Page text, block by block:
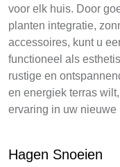
voor elk huis. Door
planten integratie,
accessoires, kunt u
functioneel als
rustige en
en energiek terras
ervaring in uw nieuwe
Hagen Snoeien